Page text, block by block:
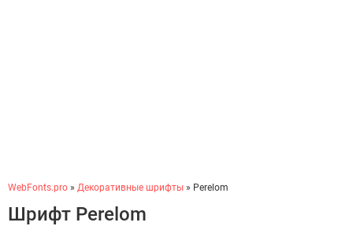
WebFonts.pro » Декоративные шрифты » Perelom
Шрифт Perelom